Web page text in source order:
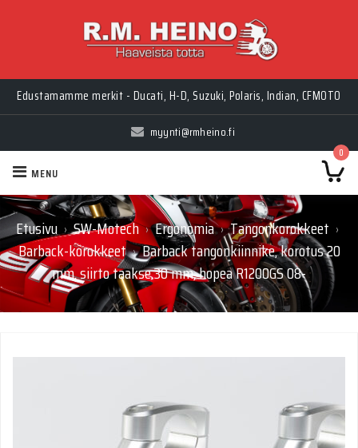
Edustamamme merkit - Ducati, H-D, Suzuki, Polaris, Indian, CFMOTO
myynti@rmheino.fi
0
MENU
Etusivu › SW-Motech › Ergonomia › Tangonkorokkeet ›
Barback-korokkeet › Barback tangonkiinnike, korotus 20
mm, siirto taakse 30 mm, hopea R1200GS 08-